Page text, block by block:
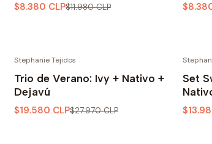
$8.380 CLP$11.980 CLP
Stephanie Tejidos
Trio de Verano: Ivy + Nativo +
Dejavú
$19.580 CLP$27.970 CLP
Set